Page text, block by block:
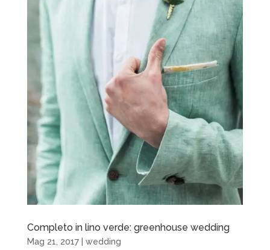
Completo in lino verde: greenhouse wedding
Mag 21, 2017| wedding